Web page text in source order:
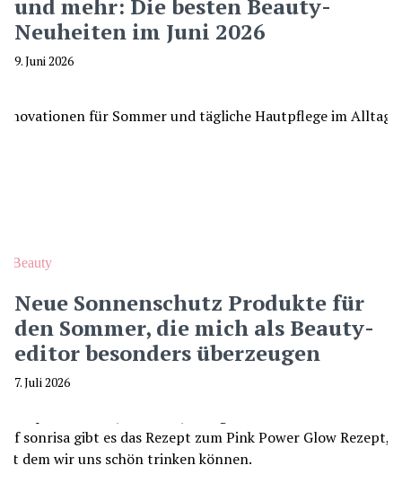
und mehr: Die besten Beauty-
Neuheiten im Juni 2026
9. Juni 2026
Beauty
Neue Sonnenschutz Produkte für
den Sommer, die mich als Beauty-
editor besonders überzeugen
7. Juli 2026